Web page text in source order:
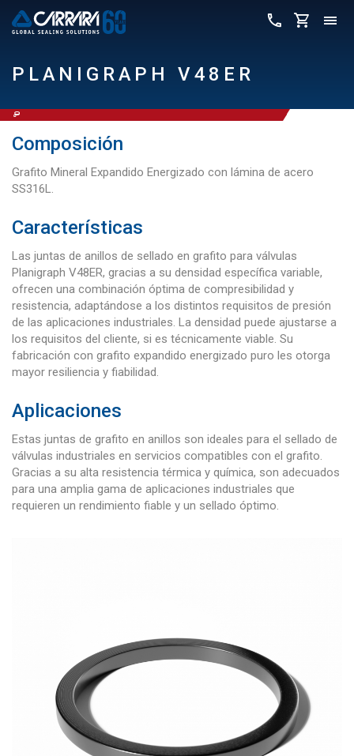
PLANIGRAPH V48ER
Composición
Grafito Mineral Expandido Energizado con lámina de acero
SS316L.
Características
Las juntas de anillos de sellado en grafito para válvulas
Planigraph V48ER, gracias a su densidad específica variable,
ofrecen una combinación óptima de compresibilidad y
resistencia, adaptándose a los distintos requisitos de presión
de las aplicaciones industriales. La densidad puede ajustarse a
los requisitos del cliente, si es técnicamente viable. Su
fabricación con grafito expandido energizado puro les otorga
mayor resiliencia y fiabilidad.
Aplicaciones
Estas juntas de grafito en anillos son ideales para el sellado de
válvulas industriales en servicios compatibles con el grafito.
Gracias a su alta resistencia térmica y química, son adecuados
para una amplia gama de aplicaciones industriales que
requieren un rendimiento fiable y un sellado óptimo.